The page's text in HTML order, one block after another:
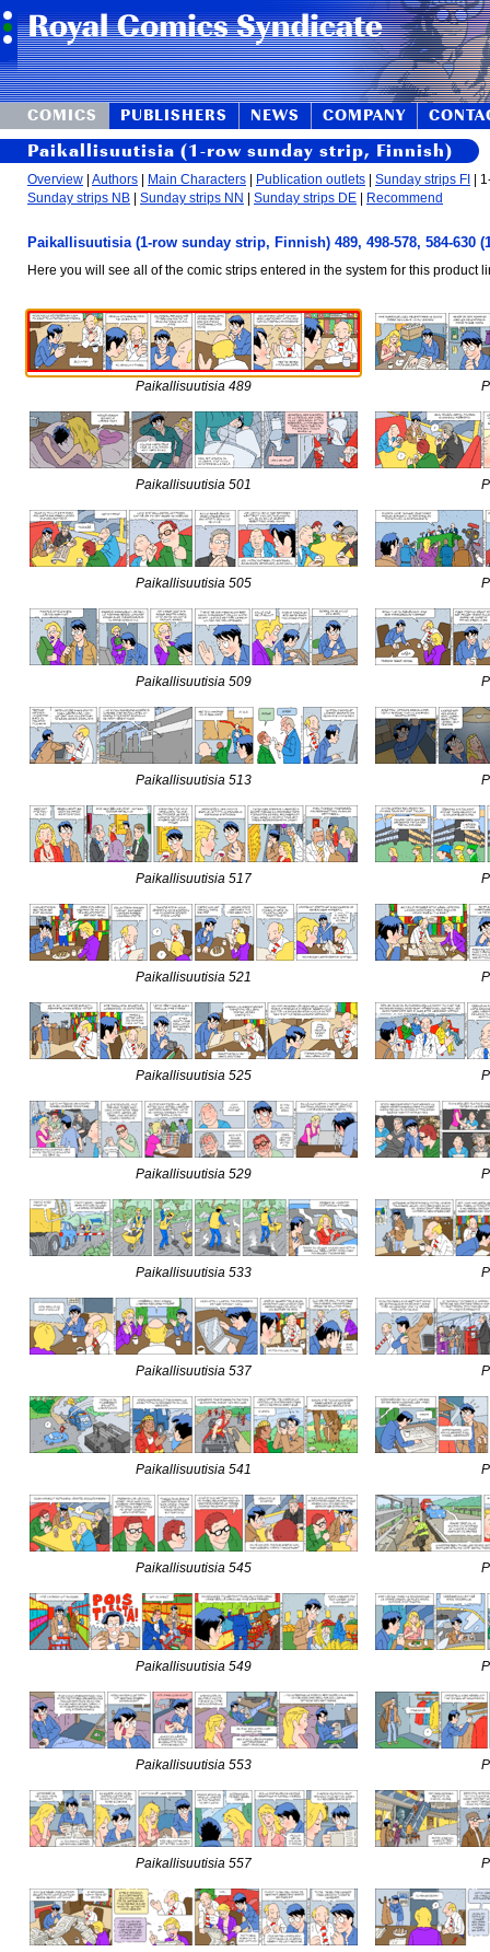
COMICS PUBLISHERS NEWS COMPANY
Paikallisuutisia (1-row sunday strip, Finnish)
Overview Authors Main Characters Publication outlets Sunday strips FI
|
Sunday strips NB
Sunday strips NN Sunday strips DE Recommend
Paikallisuutisia (1-row sunday strip, Finnish) 489, 498-578, 584-630
Here you will see all of the comic strips entered in the system for this product
Paikallisuutisia 489
Paikallisuutisia 501
Paikallisuutisia 505
Paikallisuutisia 509
Paikallisuutisia 513
Paikallisuutisia 517
Paikallisuutisia 521
Paikallisuutisia 525
Paikallisuutisia 529
Paikallisuutisia 533
Paikallisuutisia 537
Paikallisuutisia 541
Paikallisuutisia 545
Paikallisuutisia 549
Paikallisuutisia 553
Paikallisuutisia 557